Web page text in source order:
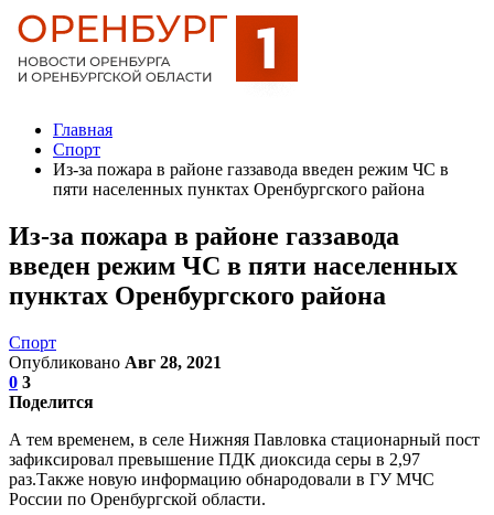
Главная
Спорт
Из-за пожара в районе газзавода введен режим ЧС в
пяти населенных пунктах Оренбургского района
Из-за пожара в районе газзавода
введен режим ЧС в пяти населенных
пунктах Оренбургского района
Спорт
Опубликовано Авг 28, 2021
0 3
Поделится
А тем временем, в селе Нижняя Павловка стационарный пост
зафиксировал превышение ПДК диоксида серы в 2,97
раз.Также новую информацию обнародовали в ГУ МЧС
России по Оренбургской области.